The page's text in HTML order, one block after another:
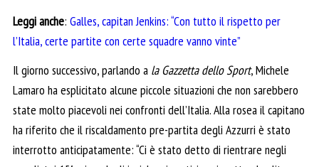
Leggi anche: Galles, capitan Jenkins: “Con tutto il rispetto per
l’Italia, certe partite con certe squadre vanno vinte”
Il giorno successivo, parlando a la Gazzetta dello Sport, Michele
Lamaro ha esplicitato alcune piccole situazioni che non sarebbero
state molto piacevoli nei confronti dell’Italia. Alla rosea il capitano
ha riferito che il riscaldamento pre-partita degli Azzurri è stato
interrotto anticipatamente: “Ci è stato detto di rientrare negli